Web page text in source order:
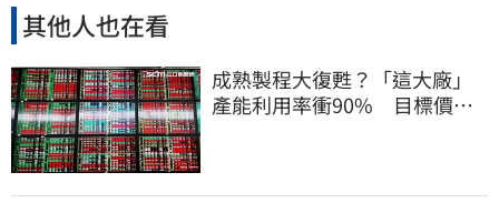
其他人也在看
成熟製程大復甦？「這大廠」
產能利用率衝90% 目標價上